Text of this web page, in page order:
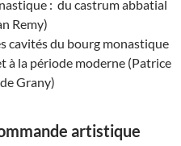
: du castrum abbatial
Remy)
cavités du bourg monastique
à la période moderne (Patrice
Grany)
artistique